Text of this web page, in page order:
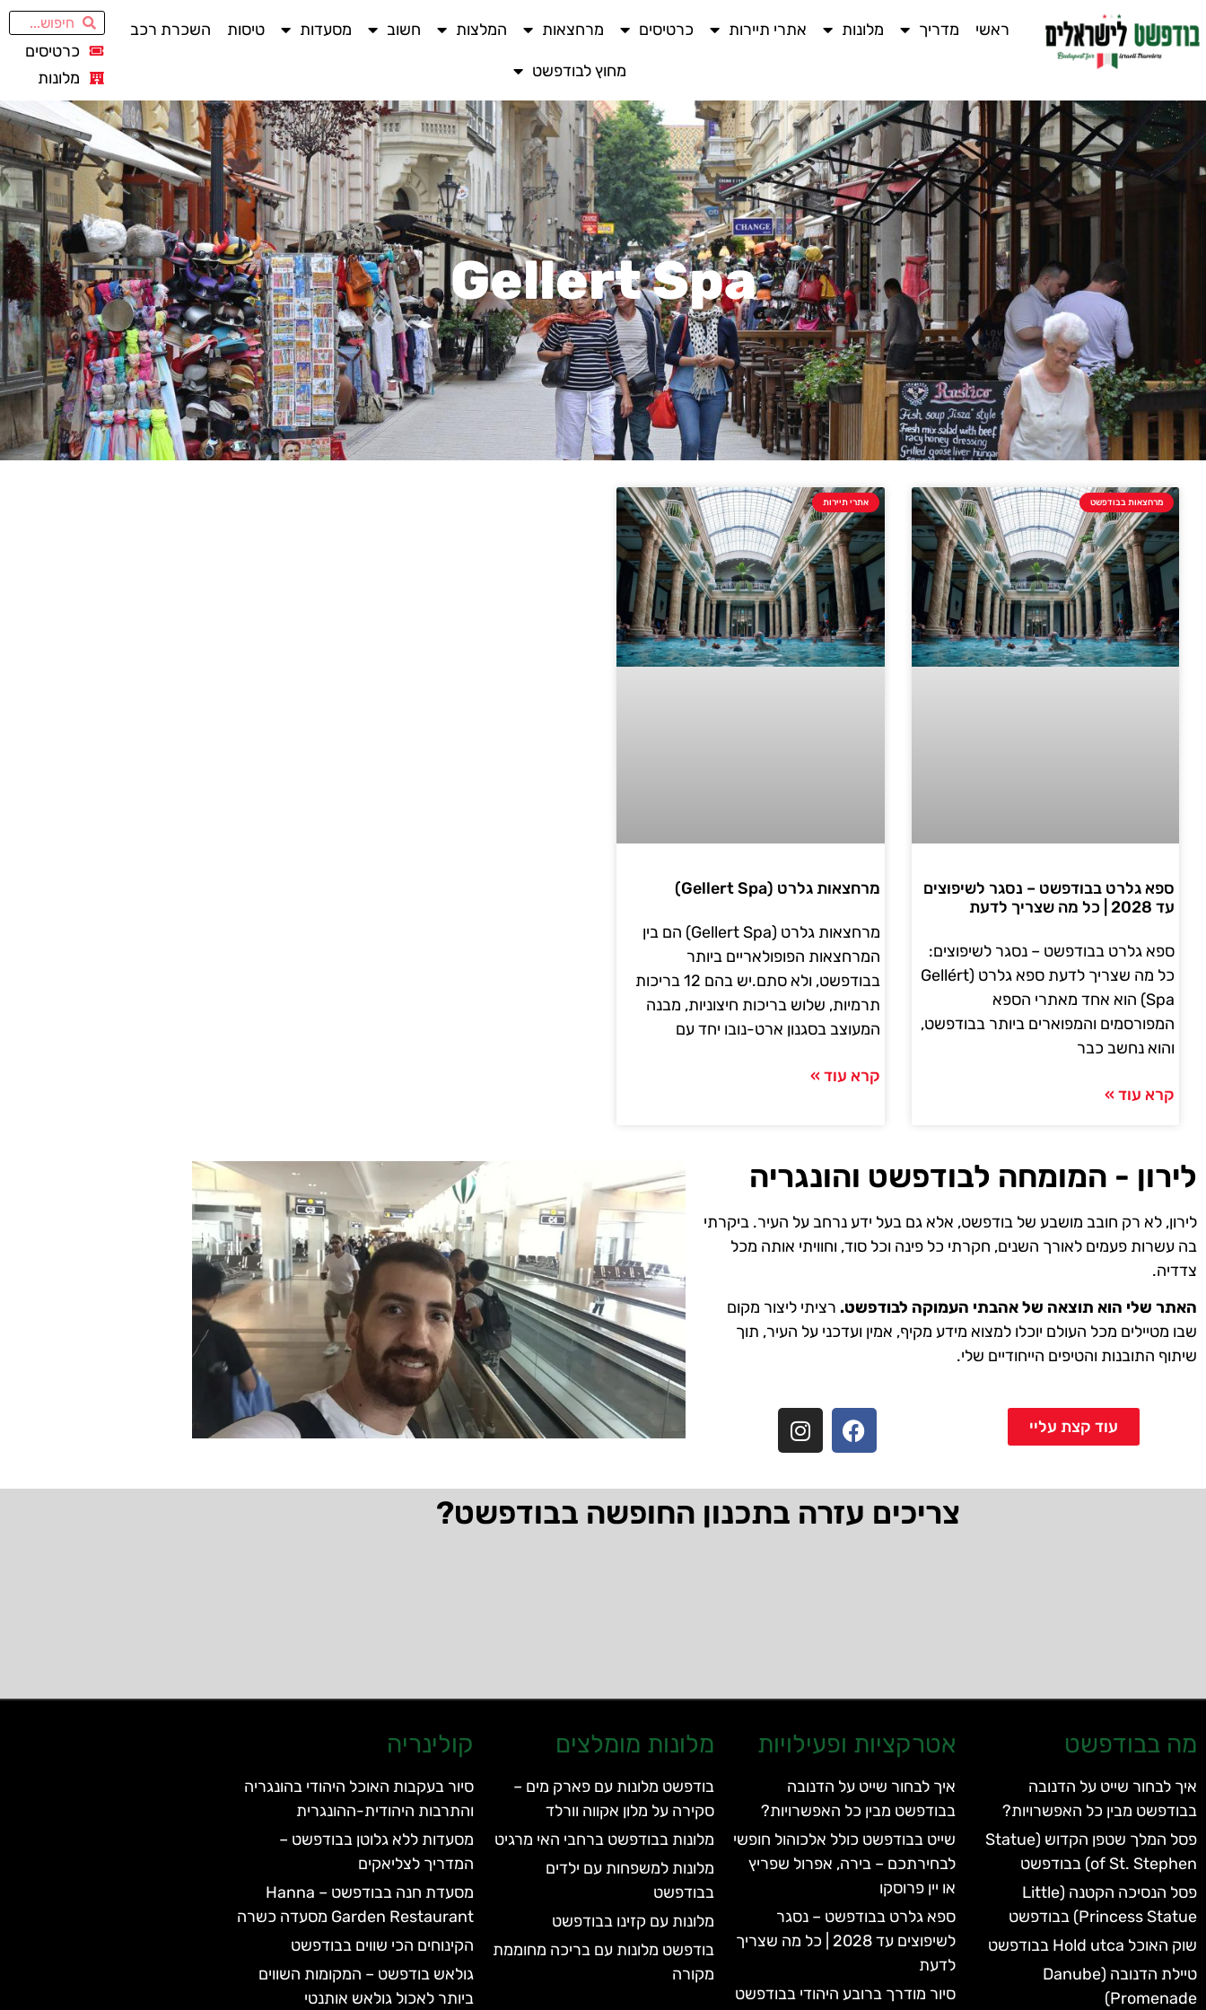
ראשי מדריך מלונות אתרי תיירות כרטיסים מרחצאות המלצות חשוב מסעדות טיסות השכרת רכב
מחוץ לבודפשט
כרטיסים
מלונות
Gellert Spa
מרחצאות בבודפשט
ספא גלרט בבודפשט – נסגר לשיפוצים
עד 2028 | כל מה שצריך לדעת
ספא גלרט בבודפשט – נסגר לשיפוצים:
כל מה שצריך לדעת ספא גלרט (Gellért
Spa) הוא אחד מאתרי הספא
המפורסמים והמפוארים ביותר בבודפשט,
והוא נחשב כבר
קרא עוד »
אתרי תיירות
מרחצאות גלרט (Gellert Spa)
מרחצאות גלרט (Gellert Spa) הם בין
המרחצאות הפופולאריים ביותר
בבודפשט, ולא סתם.יש בהם 12 בריכות
תרמיות, שלוש בריכות חיצוניות, מבנה
המעוצב בסגנון ארט-נובו יחד עם
קרא עוד »
לירון - המומחה לבודפשט והונגריה
לירון, לא רק חובב מושבע של בודפשט, אלא גם בעל ידע נרחב על העיר. ביקרתי
בה עשרות פעמים לאורך השנים, חקרתי כל פינה וכל סוד, וחוויתי אותה מכל
צדדיה.
האתר שלי הוא תוצאה של אהבתי העמוקה לבודפשט. רציתי ליצור מקום
שבו מטיילים מכל העולם יוכלו למצוא מידע מקיף, אמין ועדכני על העיר, תוך
שיתוף התובנות והטיפים הייחודיים שלי.
עוד קצת עליי
צריכים עזרה בתכנון החופשה בבודפשט?
מה בבודפשט
איך לבחור שייט על הדנובה
בבודפשט מבין כל האפשרויות?
פסל המלך שטפן הקדוש (Statue
of St. Stephen) בבודפשט
פסל הנסיכה הקטנה (Little
Princess Statue) בבודפשט
שוק האוכל Hold utca בבודפשט
טיילת הדנובה (Danube
Promenade)
אטרקציות ופעילויות
איך לבחור שייט על הדנובה
בבודפשט מבין כל האפשרויות?
שייט בבודפשט כולל אלכוהול חופשי
לבחירתכם – בירה, אפרול שפריץ
או יין פרוסקו
ספא גלרט בבודפשט – נסגר
לשיפוצים עד 2028 | כל מה שצריך
לדעת
סיור מודרך ברובע היהודי בבודפשט
מלונות מומלצים
בודפשט מלונות עם פארק מים –
סקירה על מלון אקווה וורלד
מלונות בבודפשט ברחבי האי מרגיט
מלונות למשפחות עם ילדים
בבודפשט
מלונות עם קזינו בבודפשט
בודפשט מלונות עם בריכה מחוממת
מקורה
קולינריה
סיור בעקבות האוכל היהודי בהונגריה
והתרבות היהודית-ההונגרית
מסעדות ללא גלוטן בבודפשט –
המדריך לצליאקים
מסעדת חנה בבודפשט – Hanna
Garden Restaurant מסעדה כשרה
הקינוחים הכי שווים בבודפשט
גולאש בודפשט – המקומות השווים
ביותר לאכול גולאש אותנטי